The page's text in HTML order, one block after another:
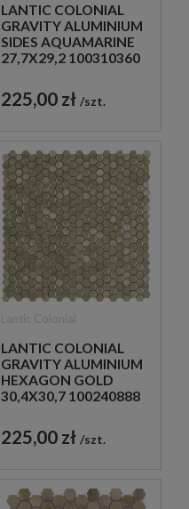
LANTIC COLONIAL
GRAVITY ALUMINIUM
SIDES AQUAMARINE
27,7X29,2 100310360
DEKORACYJNA
METALOWA
225,00 zł szt.
LANTIC COLONIAL
GRAVITY ALUMINIUM
HEXAGON GOLD
30,4X30,7 100240888
SZCZOTKOWANA
225,00 zł szt.